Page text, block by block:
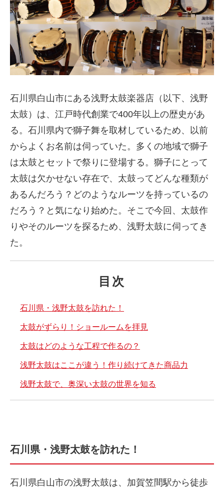
石川県白山市にある浅野太鼓楽器店（以下、浅野
太鼓）は、江戸時代創業で400年以上の歴史があ
る。石川県内で獅子舞を取材しているため、以前
からよくお名前は伺っていた。多くの地域で獅子
は太鼓とセットで祭りに登場する。獅子にとって
太鼓は欠かせない存在で、太鼓ってどんな種類が
あるんだろう？どのようなルーツを持っているの
だろう？と気になり始めた。そこで今回、太鼓作
りやそのルーツを探るため、浅野太鼓に伺ってき
た。
目次
石川県・浅野太鼓を訪れた！
太鼓がずらり！ショールームを拝見
太鼓はどのような工程で作るの？
浅野太鼓はここが違う！作り続けてきた商品力
浅野太鼓で、奥深い太鼓の世界を知る
石川県・浅野太鼓を訪れた！
石川県白山市の浅野太鼓は、加賀笠間駅から徒歩